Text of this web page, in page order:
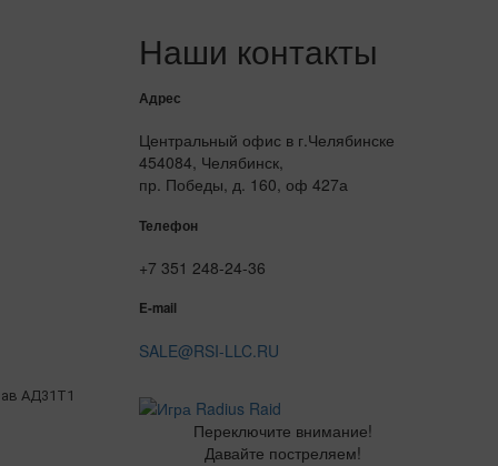
АД31Т1
Наши контакты
Адрес
Центральный офис в г.Челябинске
454084, Челябинск,
пр. Победы, д. 160, оф 427а
Телефон
+7 351 248-24-36
E-mail
SALE@RSI-LLC.RU
Переключите внимание!
Давайте постреляем!